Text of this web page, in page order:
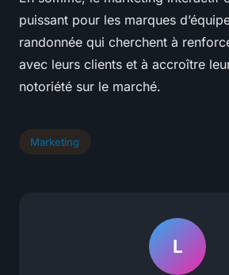
puissant pour les marques
randonnée qui cherchent à
avec leurs clients et à accroître
notoriété sur le marché.
Marketing
L